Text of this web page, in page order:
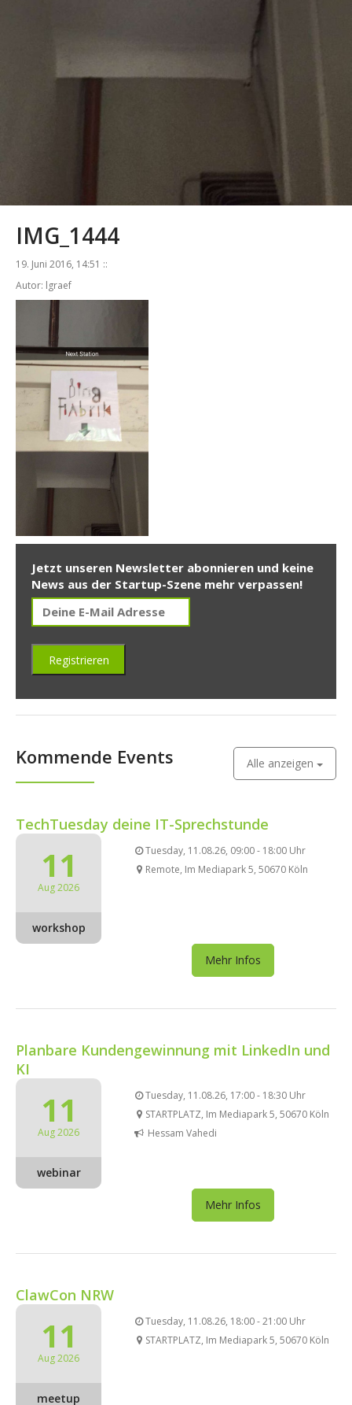
IMG_1444
19. Juni 2016, 14:51 ::
Autor: lgraef
Jetzt unseren Newsletter abonnieren und keine
News aus der Startup-Szene mehr verpassen!
Kommende Events Alle anzeigen
TechTuesday deine IT-Sprechstunde
11
Aug 2026
workshop
Tuesday, 11.08.26, 09:00 - 18:00 Uhr
Remote, Im Mediapark 5, 50670 Köln
Mehr Infos
Planbare Kundengewinnung mit LinkedIn und
KI
11
Aug 2026
webinar
Tuesday, 11.08.26, 17:00 - 18:30 Uhr
STARTPLATZ, Im Mediapark 5, 50670 Köln
Hessam Vahedi
Mehr Infos
ClawCon NRW
11
Aug 2026
meetup
Tuesday, 11.08.26, 18:00 - 21:00 Uhr
STARTPLATZ, Im Mediapark 5, 50670 Köln